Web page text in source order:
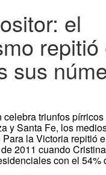
el
repitió
sus
triunfos
y Santa Fe, los
la Victoria repitió
2011 cuando
con el 54%